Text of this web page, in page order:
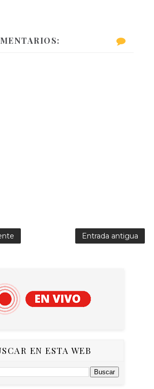
Entrada antigua
EN ESTA WEB